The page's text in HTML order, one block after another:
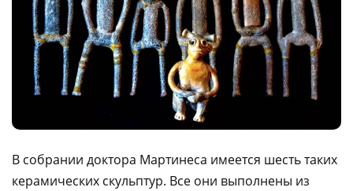
В собрании доктора Мартинеса имеется шесть таких
керамических скульптур. Все они выполнены из